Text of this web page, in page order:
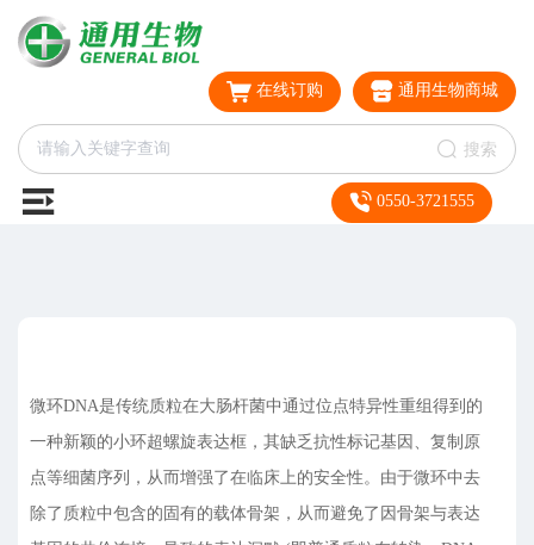
在线订购 通用生物商城
搜索
0550-3721555
微环DNA是传统质粒在大肠杆菌中通过位点特异性重组得到的
一种新颖的小环超螺旋表达框，其缺乏抗性标记基因、复制原
点等细菌序列，从而增强了在临床上的安全性。由于微环中去
除了质粒中包含的固有的载体骨架，从而避免了因骨架与表达